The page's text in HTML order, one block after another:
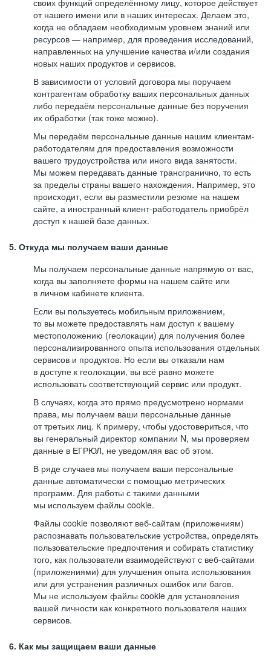
своих функций определённому лицу, которое действует
от нашего имени или в наших интересах. Делаем это,
когда не обладаем необходимым уровнем знаний или
ресурсов — например, для проведения исследований,
направленных на улучшение качества и/или создания
новых наших продуктов и сервисов.
В зависимости от условий договора мы поручаем
контрагентам обработку ваших персональных данных
либо передаём персональные данные без поручения
их обработки (так тоже можно).
Мы передаём персональные данные нашим клиентам-
работодателям для предоставления возможности
вашего трудоустройства или иного вида занятости.
Мы можем передавать данные трансгранично, то есть
за пределы страны вашего нахождения. Например, это
происходит, если вы разместили резюме на нашем
сайте, а иностранный клиент-работодатель приобрёл
доступ к нашей базе данных.
5. Откуда мы получаем ваши данные
Мы получаем персональные данные напрямую от вас,
когда вы заполняете формы на нашем сайте или
в личном кабинете клиента.
Если вы пользуетесь мобильным приложением,
то вы можете предоставлять нам доступ к вашему
местоположению (геолокации) для получения более
персонализированного опыта использования отдельных
сервисов и продуктов. Но если вы отказали нам
в доступе к геолокации, вы всё равно можете
использовать соответствующий сервис или продукт.
В случаях, когда это прямо предусмотрено нормами
права, мы получаем ваши персональные данные
от третьих лиц. К примеру, чтобы удостовериться, что
вы генеральный директор компании N, мы проверяем
данные в ЕГРЮЛ, не уведомляя вас об этом.
В ряде случаев мы получаем ваши персональные
данные автоматически с помощью метрических
программ. Для работы с такими данными
мы используем файлы cookie.
Файлы cookie позволяют веб-сайтам (приложениям)
распознавать пользовательские устройства, определять
пользовательские предпочтения и собирать статистику
того, как пользователи взаимодействуют с веб-сайтами
(приложениями) для улучшения опыта использования
или для устранения различных ошибок или багов.
Мы не используем файлы cookie для установления
вашей личности как конкретного пользователя наших
сервисов.
6. Как мы защищаем ваши данные